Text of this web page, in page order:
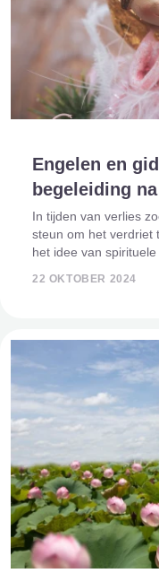
Engelen en
begeleiding
In tijden van verlies
steun om het verdriet
het idee van
22 OKTOBER 2024